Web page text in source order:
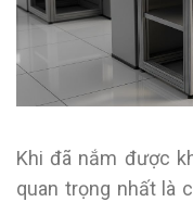
Khi đã nắm được
quan trọng nhất là